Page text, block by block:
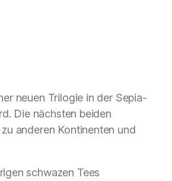
neuen Trilogie in der Sepia-
Die nächsten beiden
anderen Kontinenten und
schwazen Tees